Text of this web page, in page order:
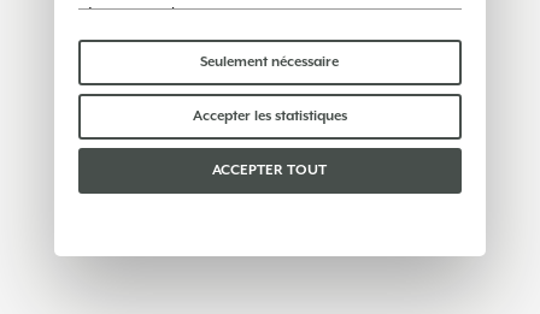
réseaux sociaux.
Certains cookies « techniques » sont
indispensables au bon fonctionnement du site et
ne traitent ni ne partagent aucune donnée
personnelle avec des tiers. Pour en savoir plus,
vous pouvez consulter notrepolitique en matière
Veuillez choisir les cookies que vous acceptez :
Seulement nécessaire
Accepter les statistiques
ACCEPTER TOUT